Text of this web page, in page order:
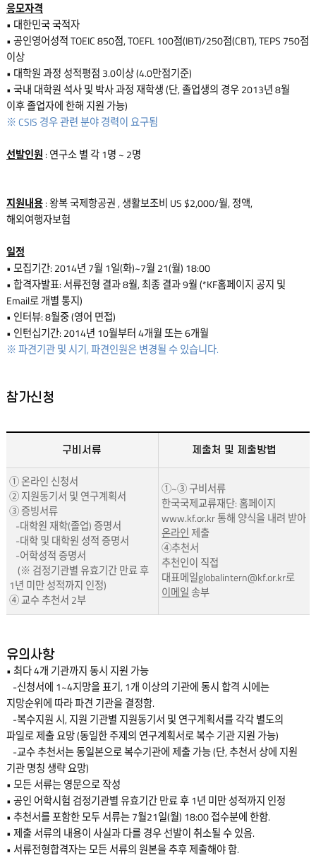
응모자격
• 대한민국 국적자
• 공인영어성적 TOEIC 850점, TOEFL 100점(IBT)/250점(CBT), TEPS 750점
이상
• 대학원 과정 성적평점 3.0이상 (4.0만점기준)
• 국내 대학원 석사 및 박사 과정 재학생 (단, 졸업생의 경우 2013년 8월
이후 졸업자에 한해 지원 가능)
※ CSIS 경우 관련 분야 경력이 요구됨
선발인원 : 연구소 별 각 1명 ~ 2명
지원내용: 왕복 국제항공권 , 생활보조비 US $2,000/월, 정액,
해외여행자보험
일정
• 모집기간: 2014년 7월 1일(화)~7월 21(월) 18:00
• 합격자발표: 서류전형 결과 8월, 최종 결과 9월 (*KF홈페이지 공지 및
Email로 개별 통지)
• 인터뷰: 8월중 (영어 면접)
• 인턴십기간: 2014년 10월부터 4개월 또는 6개월
※ 파견기관 및 시기, 파견인원은 변경될 수 있습니다.
참가신청
구비서류 제출처 및 제출방법
① 온라인 신청서
② 지원동기서 및 연구계획서
③ 증빙서류
-대학원 재학(졸업) 증명서
-대학 및 대학원 성적 증명서
-어학성적 증명서
(※ 검정기관별 유효기간 만료 후
1년 미만 성적까지 인정)
④ 교수 추천서 2부
①~③ 구비서류
한국국제교류재단: 홈페이지
www.kf.or.kr통해 양식을 내려 받아
온라인 제출
④추천서
추천인이 직접
대표메일globalintern@kf.or.kr로
이메일 송부
유의사항
• 최다 4개 기관까지 동시 지원 가능
-신청서에 1~4지망을 표기, 1개 이상의 기관에 동시 합격 시에는
지망순위에 따라 파견 기관을 결정함.
-복수지원 시, 지원 기관별 지원동기서 및 연구계획서를 각각 별도의
파일로 제출 요망 (동일한 주제의 연구계획서로 복수 기관 지원 가능)
-교수 추천서는 동일본으로 복수기관에 제출 가능 (단, 추천서 상에 지원
기관 명칭 생략 요망)
• 모든 서류는 영문으로 작성
• 공인 어학시험 검정기관별 유효기간 만료 후 1년 미만 성적까지 인정
• 추천서를 포함한 모두 서류는 7월21일(월) 18:00 접수분에 한함.
• 제출 서류의 내용이 사실과 다를 경우 선발이 취소될 수 있음.
• 서류전형합격자는 모든 서류의 원본을 추후 제출해야 함.